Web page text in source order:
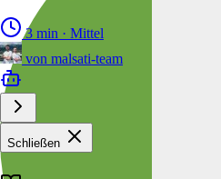
3 min · Mittel
von malsati-team
Schließen